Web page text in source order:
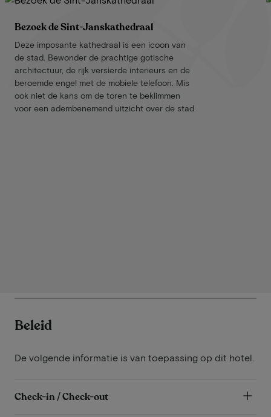
Bezoek de Sint-Janskathedraal
Deze imposante kathedraal is een icoon van
de stad. Bewonder de prachtige gotische
architectuur, de rijk versierde interieurs en de
beroemde engel met de mobiele telefoon. Mis
ook niet de kans om de toren te beklimmen
voor een adembenemend uitzicht over de stad.
Beleid
De volgende informatie is van toepassing op dit hotel.
Check-in / Check-out